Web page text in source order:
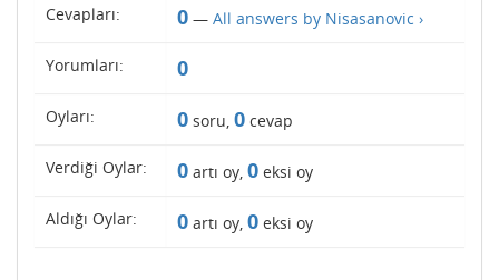
Cevapları: 0 — All answers by Nisasanovic ›
Yorumları: 0
Oyları: 0 soru, 0 cevap
Verdiği Oylar: 0 artı oy, 0 eksi oy
Aldığı Oylar: 0 artı oy, 0 eksi oy